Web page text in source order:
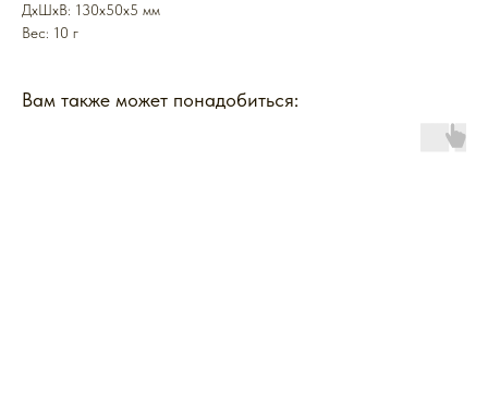
ДxШxВ: 130x50x5 мм
Вес: 10 г
Вам также может понадобиться: